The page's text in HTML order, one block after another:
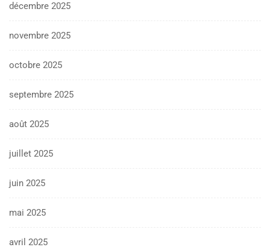
décembre 2025
novembre 2025
octobre 2025
septembre 2025
août 2025
juillet 2025
juin 2025
mai 2025
avril 2025